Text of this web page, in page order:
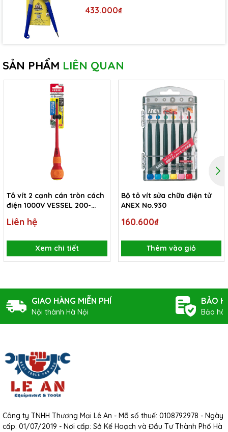
433.000₫
SẢN PHẨM LIÊN QUAN
Tô vít 2 cạnh cán tròn cách
điện 1000V VESSEL 200-
Liên hệ
Xem chi tiết
Bộ tô vít sửa chữa điện tử
ANEX No.930
160.600₫
Thêm vào giỏ
GIAO HÀNG MIỄN PHÍ
Nội thành Hà Nội
BẢO
Bảo
Công ty TNHH Thương Mại Lê An - Mã số thuế: 0108792978 - Ngày
cấp: 01/07/2019 - Nơi cấp: Sở Kế Hoạch và Đầu Tư Thành Phố Hà